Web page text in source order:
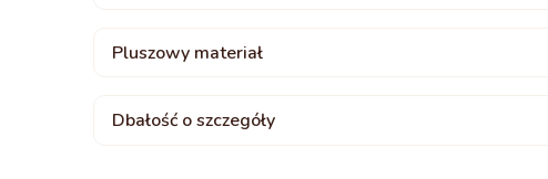
Pluszowy materiał
Dbałość o szczegóły